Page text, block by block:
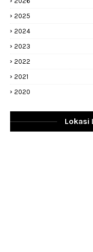
2025
2024
2023
2022
2021
2020
Lokasi